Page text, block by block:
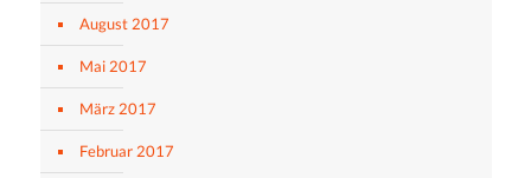
August 2017
Mai 2017
März 2017
Februar 2017